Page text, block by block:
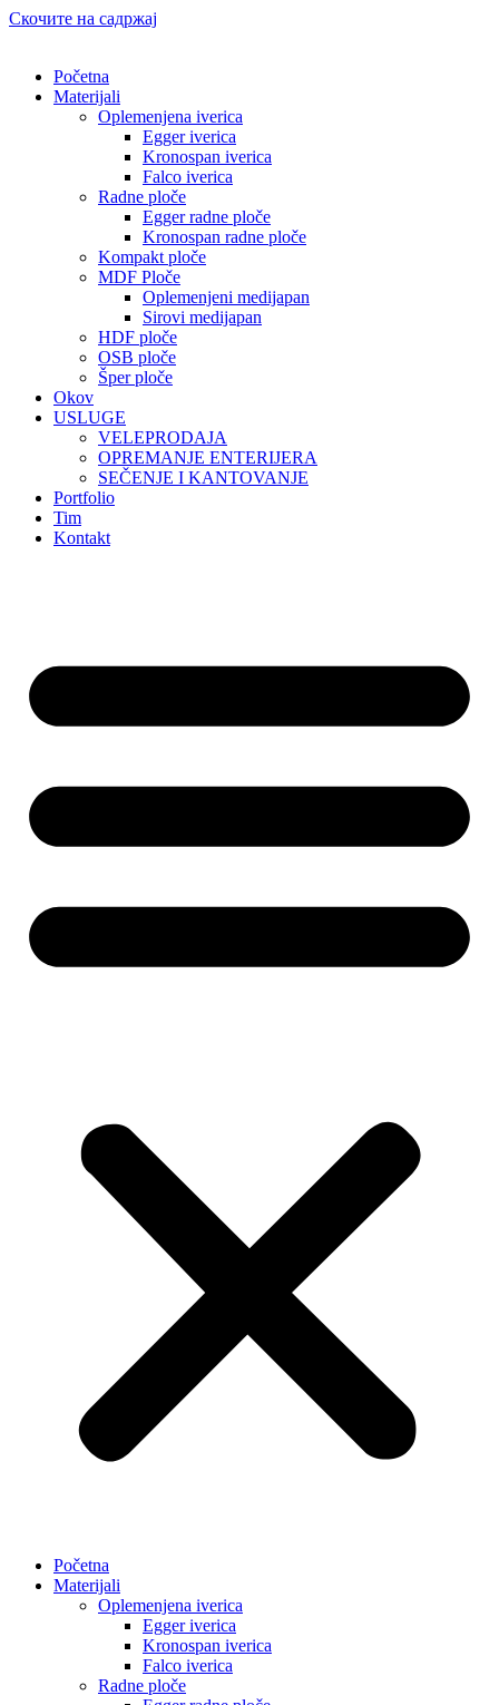
Скочите на садржај
Početna
Materijali
Oplemenjena iverica
Egger iverica
Kronospan iverica
Falco iverica
Radne ploče
Egger radne ploče
Kronospan radne ploče
Kompakt ploče
MDF Ploče
Oplemenjeni medijapan
Sirovi medijapan
HDF ploče
OSB ploče
Šper ploče
Okov
USLUGE
VELEPRODAJA
OPREMANJE ENTERIJERA
SEČENJE I KANTOVANJE
Portfolio
Tim
Kontakt
Početna
Materijali
Oplemenjena iverica
Egger iverica
Kronospan iverica
Falco iverica
Radne ploče